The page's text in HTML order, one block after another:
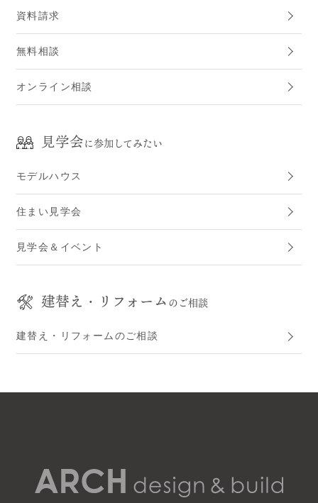
資料請求
無料相談
オンライン相談
見学会に参加してみたい
モデルハウス
住まい見学会
見学会＆イベント
建替え・リフォーム のご相談
建替え・リフォームのご相談